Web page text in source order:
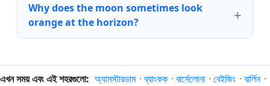
Why does the moon sometimes look
orange at the horizon?
এখন সময় এবং এই শহরগুলো: অ্যামস্টারডাম ·ব্যাংকক · বার্সেলোনা · বেইজিং · বার্লিন ·